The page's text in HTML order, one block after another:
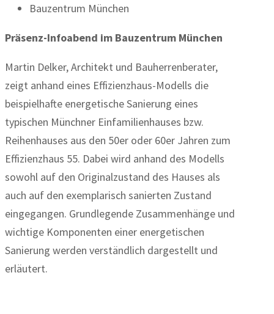
Bauzentrum München
Präsenz-Infoabend im Bauzentrum München
Martin Delker, Architekt und Bauherrenberater,
zeigt anhand eines Effizienzhaus-Modells die
beispielhafte energetische Sanierung eines
typischen Münchner Einfamilienhauses bzw.
Reihenhauses aus den 50er oder 60er Jahren zum
Effizienzhaus 55. Dabei wird anhand des Modells
sowohl auf den Originalzustand des Hauses als
auch auf den exemplarisch sanierten Zustand
eingegangen. Grundlegende Zusammenhänge und
wichtige Komponenten einer energetischen
Sanierung werden verständlich dargestellt und
erläutert.